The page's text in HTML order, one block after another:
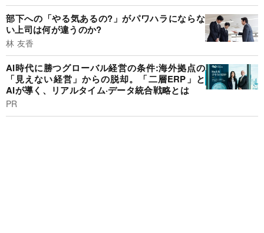
部下への「やる気あるの?」がパワハラにならな
い上司は何が違うのか?
林 友香
AI時代に勝つグローバル経営の条件:海外拠点の
「見えない経営」からの脱却。「二層ERP」と
AIが導く、リアルタイム·データ統合戦略とは
PR